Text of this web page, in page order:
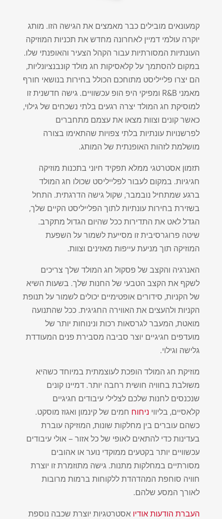
קמעונאים מובילים כבר מאמצים את הגישה הזו. מותג
יוקרה עולמי דמיין לאחרונה מחדש את תכניות המוזיקה
העונתיות המסורתיות עבור הקהל הצעיר והאופנתי שלו.
במקום להסתמך על קלאסיקות חג מולד קונבנציונליות,
הם יצרו פלייליסט מתוחכם הכולל בחירות בנושאי חורף
מאמני R&B ומפיקי היפ הופ עכשוויים. גישה חדשנית זו
למוסיקת חג המולד יצרה רגעים בלתי נשכחים של גילוי,
כאשר קונים וצוות מצאו את עצמם מתחברים
לפרשנויות עונתיות בלתי צפויות שהתאימו בצורה
מושלמת לזהות האופנתית של המותג.
תזמון אסטרטגי ממלא תפקיד חיוני בתכנות מוזיקה
חגיגיות. במקום לעבור לפלייליסט שכולו חג המולד
ברגע שמתחיל נובמבר, שקול גישה הדרגתית. התחל
בשזירת בחירות עונתיות לתוך הפלייליסט הקיים שלך,
הגדל לאט את התדירות ככל שהיום הגדול מתקרב.
שיטה פרוגרסיבית זו מסייעת לשמור על השפעת
המוזיקה תוך מניעת עייפות מאזינים וצוות.
האנרגיה והקצב של פסקול חג המולד שלך צריכים
לשקף את הקצב הטבעי של החנות שלך. בשעות השיא
של הקניות, סידורים אופטימיים יכולים לשמור על תנופת
הקניות ולהעצים את האווירה החגיגית. ככל שהתנועה
מואטת, המעבר לגרסאות רכות ונינוחות יותר של
מועדפים חגיגיים יוצר סביבה מסבירת פנים המעודדת
גלישה וגילוי.
מוזיקת ​​חג המולד הופכת לעוצמתית במיוחד כשהיא
משולבת בחוויה חושית רחבה יותר. דמיינו קונים
שנכנסים לחנות שלכם לצלילי עיבודים חגיגיים
קלאסיים, בליווי ניחוח חמים של קינמון ואגוז מוסקט.
כשהם עוברים בין מחלקות שונות, המוזיקה עוברת
בעדינות כדי להתאים לאופי של כל אזור – אולי עיבודים
עכשוויים יותר בקטעים ממוקדי נוער או אהובים
מסורתיים במחלקות מתנות. גישה מתוזמרת זו יוצרת
חוויה סוחפת המהדהדת ללקוחות ברמות מרובות
לאורך המסע שלהם.
העברת הודעות אודיו אסטרטגיות יוצרת שכבה נוספת